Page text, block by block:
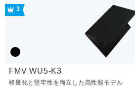
3
FMV WU5-K3
軽量化と堅牢性を両立した高性能モデル